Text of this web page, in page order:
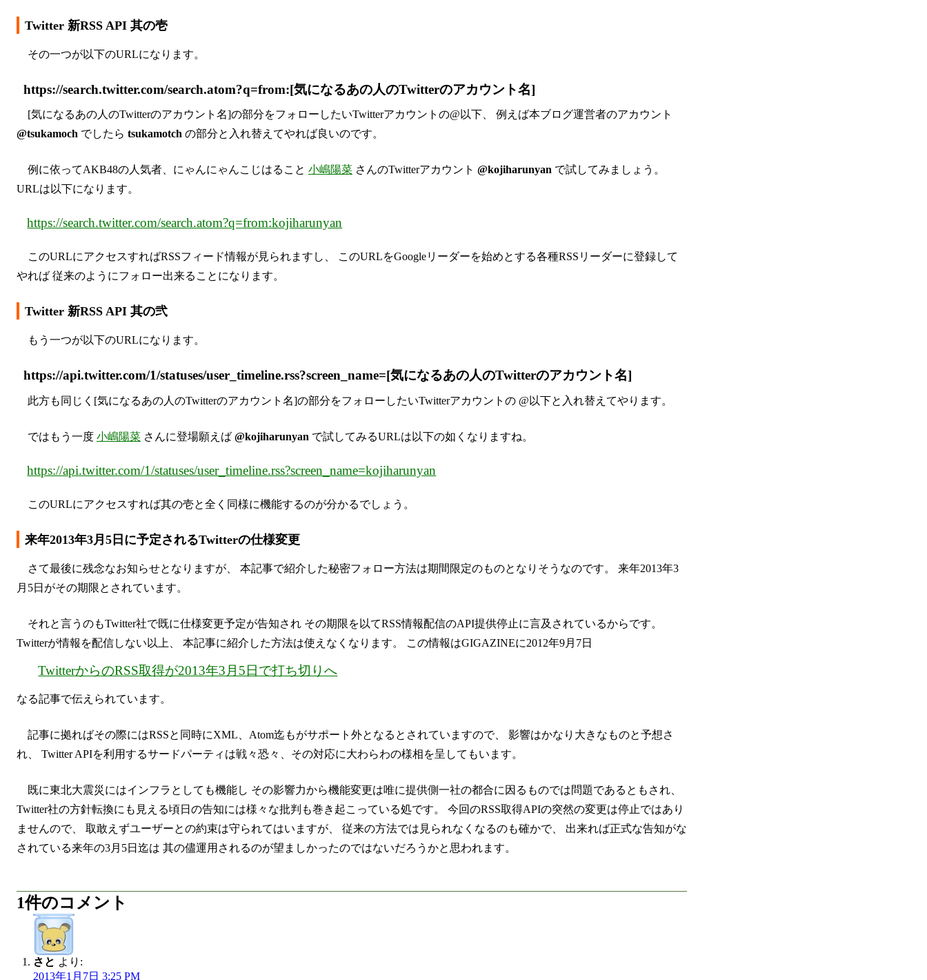
Twitter 新RSS API 其の壱
その一つが以下のURLになります。
https://search.twitter.com/search.atom?q=from:[気になるあの人のTwitterのアカウント名]
[気になるあの人のTwitterのアカウント名]の部分をフォローしたいTwitterアカウントの@以下、 例えば本ブログ運営者のアカウント
@tsukamoch でしたら tsukamotch の部分と入れ替えてやれば良いのです。
例に依ってAKB48の人気者、にゃんにゃんこじはること 小嶋陽菜 さんのTwitterアカウント @kojiharunyan で試してみましょう。
URLは以下になります。
https://search.twitter.com/search.atom?q=from:kojiharunyan
このURLにアクセスすればRSSフィード情報が見られますし、 このURLをGoogleリーダーを始めとする各種RSSリーダーに登録して
やれば 従来のようにフォロー出来ることになります。
Twitter 新RSS API 其の弐
もう一つが以下のURLになります。
https://api.twitter.com/1/statuses/user_timeline.rss?screen_name=[気になるあの人のTwitterのアカウント名]
此方も同じく[気になるあの人のTwitterのアカウント名]の部分をフォローしたいTwitterアカウントの @以下と入れ替えてやります。
ではもう一度 小嶋陽菜 さんに登場願えば @kojiharunyan で試してみるURLは以下の如くなりますね。
https://api.twitter.com/1/statuses/user_timeline.rss?screen_name=kojiharunyan
このURLにアクセスすれば其の壱と全く同様に機能するのが分かるでしょう。
来年2013年3月5日に予定されるTwitterの仕様変更
さて最後に残念なお知らせとなりますが、 本記事で紹介した秘密フォロー方法は期間限定のものとなりそうなのです。 来年2013年3
月5日がその期限とされています。
それと言うのもTwitter社で既に仕様変更予定が告知され その期限を以てRSS情報配信のAPI提供停止に言及されているからです。
Twitterが情報を配信しない以上、 本記事に紹介した方法は使えなくなります。 この情報はGIGAZINEに2012年9月7日
TwitterからのRSS取得が2013年3月5日で打ち切りへ
なる記事で伝えられています。
記事に拠ればその際にはRSSと同時にXML、Atom迄もがサポート外となるとされていますので、 影響はかなり大きなものと予想さ
れ、 Twitter APIを利用するサードパーティは戦々恐々、その対応に大わらわの様相を呈してもいます。
既に東北大震災にはインフラとしても機能し その影響力から機能変更は唯に提供側一社の都合に因るものでは問題であるともされ、
Twitter社の方針転換にも見える頃日の告知には様々な批判も巻き起こっている処です。 今回のRSS取得APIの突然の変更は停止ではあり
ませんので、 取敢えずユーザーとの約束は守られてはいますが、 従来の方法では見られなくなるのも確かで、 出来れば正式な告知がな
されている来年の3月5日迄は 其の儘運用されるのが望ましかったのではないだろうかと思われます。
1件のコメント
さと より:
2013年1月7日 3:25 PM